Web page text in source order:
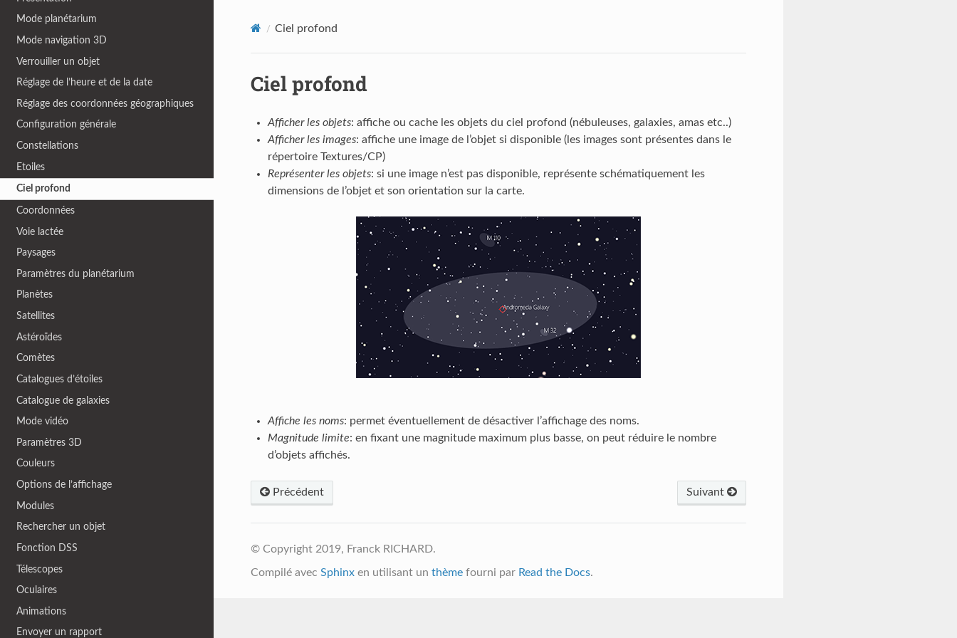
Mode planétarium
Mode navigation 3D
Verrouiller un objet
Réglage de l’heure et de la date
Réglage des coordonnées géographiques
Configuration générale
Constellations
Etoiles
Ciel profond
Coordonnées
Voie lactée
Paysages
Paramètres du planétarium
Planètes
Satellites
Astéroïdes
Comètes
Catalogues d’étoiles
Catalogue de galaxies
Mode vidéo
Paramètres 3D
Couleurs
Options de l’affichage
Modules
Rechercher un objet
Fonction DSS
Télescopes
Oculaires
Animations
Envoyer un rapport
Ciel profond
Ciel profond
Afficher les objets: affiche ou cache les objets du ciel profond (nébuleuses, galaxies, amas etc..)
Afficher les images: affiche une image de l’objet si disponible (les images sont présentes dans le
répertoire Textures/CP)
Représenter les objets: si une image n’est pas disponible, représente schématiquement les
dimensions de l’objet et son orientation sur la carte.
Affiche les noms: permet éventuellement de désactiver l’affichage des noms.
Magnitude limite: en fixant une magnitude maximum plus basse, on peut réduire le nombre
d’objets affichés.
Précédent Suivant
© Copyright 2019, Franck RICHARD.
Compilé avec Sphinxen utilisant un thèmefourni par Read the Docs.